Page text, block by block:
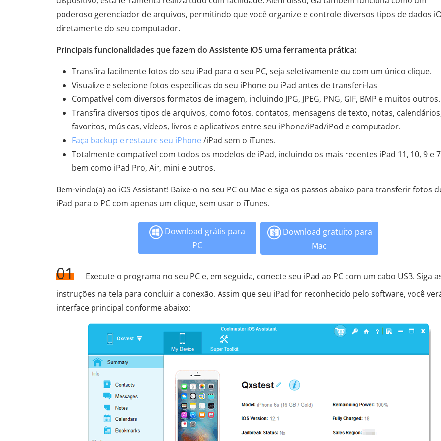
poderoso gerenciador de arquivos, permitindo que você organize e controle diversos tipos de dados
diretamente do seu computador.
Principais funcionalidades que fazem do Assistente iOS uma ferramenta prática:
Transfira facilmente fotos do seu iPad para o seu PC, seja seletivamente ou com um único clique.
Visualize e selecione fotos específicas do seu iPhone ou iPad antes de transferi-las.
Compatível com diversos formatos de imagem, incluindo JPG, JPEG, PNG, GIF, BMP e muitos outros.
Transfira diversos tipos de arquivos, como fotos, contatos, mensagens de texto, notas,
favoritos, músicas, vídeos, livros e aplicativos entre seu iPhone/iPad/iPod e computador.
Faça backup e restaure seu iPhone /iPad sem o iTunes.
Totalmente compatível com todos os modelos de iPad, incluindo os mais recentes iPad 11, 10, 9 e
bem como iPad Pro, Air, mini e outros.
Bem-vindo(a) ao iOS Assistant! Baixe-o no seu PC ou Mac e siga os passos abaixo para transferir fotos
iPad para o PC com apenas um clique, sem usar o iTunes.
Download grátis para
PC
Download gratuito para
Mac
01
Execute o programa no seu PC e, em seguida, conecte seu iPad ao PC com um cabo USB. Siga
instruções na tela para concluir a conexão. Assim que seu iPad for reconhecido pelo software, você
interface principal conforme abaixo: